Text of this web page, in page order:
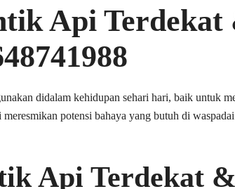
Api
didalam kehidupan sehari hari, baik untuk
potensi bahaya yang butuh di
Api Terdekat